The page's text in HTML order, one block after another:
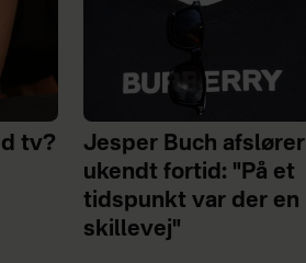
tv?
Jesper Buch afslører
ukendt fortid: "På et
tidspunkt var der en
skillevej"